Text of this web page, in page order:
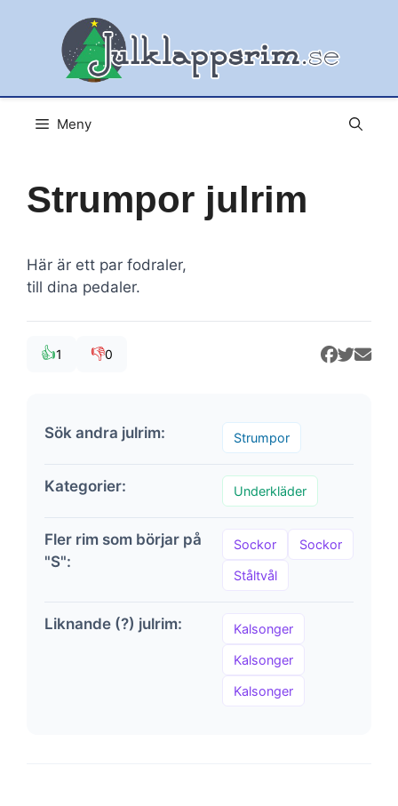
Meny
Strumpor julrim
Här är ett par fodraler,
till dina pedaler.
👍1 👎0
Sök andra julrim: Strumpor
Kategorier: Underkläder
Fler rim som börjar på
"S":
Sockor Sockor
Ståltvål
Liknande (?) julrim: Kalsonger
Kalsonger
Kalsonger